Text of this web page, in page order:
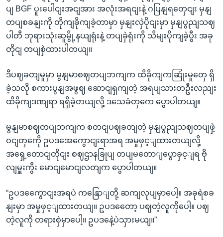
ပျ BGF ပူးပေါငျးအငျအား အလုံးအရငျးနဲ့ ဂပြနျရတှေငျး မှနျ
တပျစခနျးကို တိုကျခိုကျခဲ့တာမှာ မှနျးလှဲပိုငျးမှာ မှနျပွညျသဈ
ပါတီ ဘုရားသုံးဆူမွို့နယျရုံးနဲ့ တပျခှဲရုံးကို သိမျးပိုကျခဲ့ပွီး အခု
တိုငျ တပျစှဲထားပါတယျ။
ဒီပဈခတျမှုမှာ မွနျမာစဈတပျဘကျက ထိခိုကျကဆြုံးမှုတှေ ရှိ
ခဲ့သလို စကားပွနျအဖွဈ ဆောငျရှကျတဲ့ အရပျသားတဦးလညျး
ထိခိုကျဒဏျရာ ရရှိခဲ့တယျလို့ ဒသေခံတှကေ ပွောပါတယျ။
မွနျမာစဈတပျဘကျက စတငျပဈခတျတဲ့ မှနျပွညျသဈတပျဖှဲ့
ဝငျတှကေို ဥပဒအေကွောငျးရာအရ အမှုဖှင့ျထားတယျလို့
အရှေ့တောငျတိုငျး စဈဌာနခြုပျ တပျမတောျပွောခှင့ျရ ဗို
လျမှူးကွီး မောငျမောငျလတျက ပွောပါတယျ။
“ဥပဒကွေောငျးအရပဲ ကနြောျတို့ ဆကျလုပျမှာပေါ့။ အခုရဲစခ
နျးမှာ အမှုဖှင့ျထားတယျ။ ဥပဒတေော့ ပဈတဲ့လူကိုပေါ့။ ပဈ
တဲ့လူကို တရားစှဲမှာပေါ့။ ဥပဒနေဲ့ပဲသှားမယျ။”